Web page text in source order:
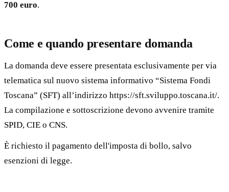
700 euro.
Come e quando presentare domanda
La domanda deve essere presentata esclusivamente per via
telematica sul nuovo sistema informativo “Sistema Fondi
Toscana” (SFT) all’indirizzo https://sft.sviluppo.toscana.it/.
La compilazione e sottoscrizione devono avvenire tramite
SPID, CIE o CNS.
È richiesto il pagamento dell'imposta di bollo, salvo
esenzioni di legge.